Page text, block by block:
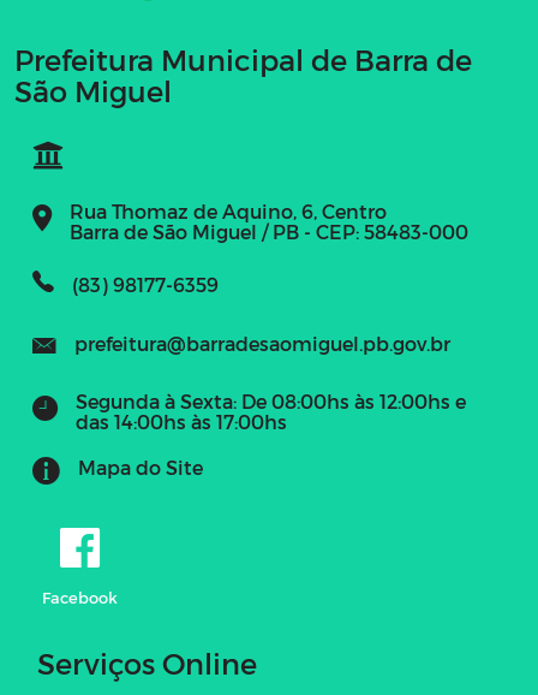
Prefeitura Municipal de Barra de
São Miguel
Rua Thomaz de Aquino, 6, Centro
Barra de São Miguel / PB - CEP: 58483-000
(83) 98177-6359
prefeitura@barradesaomiguel.pb.gov.br
Segunda à Sexta: De 08:00hs às 12:00hs e
das 14:00hs às 17:00hs
Mapa do Site
Facebook
Serviços Online